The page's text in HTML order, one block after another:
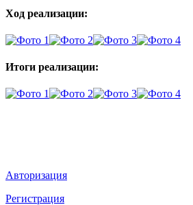
Ход реализации:
Итоги реализации:
Авторизация
Регистрация